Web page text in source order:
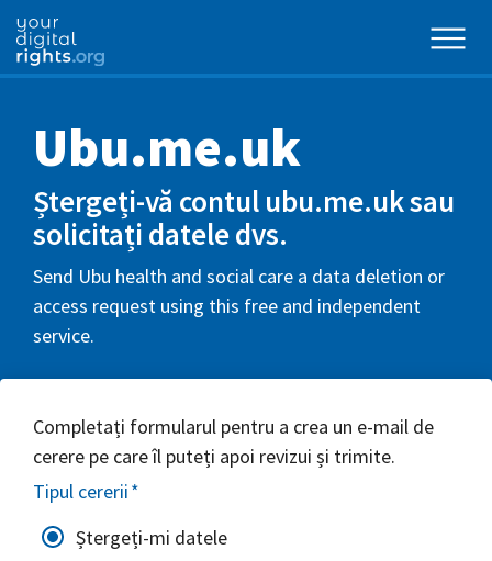
Ubu.me.uk
Ștergeți-vă contul ubu.me.uk sau
solicitați datele dvs.
Send Ubu health and social care a data deletion or
access request using this free and independent
service.
Completați formularul pentru a crea un e-mail de
cerere pe care îl puteți apoi revizui și trimite.
Tipul cererii*
Ștergeți-mi datele